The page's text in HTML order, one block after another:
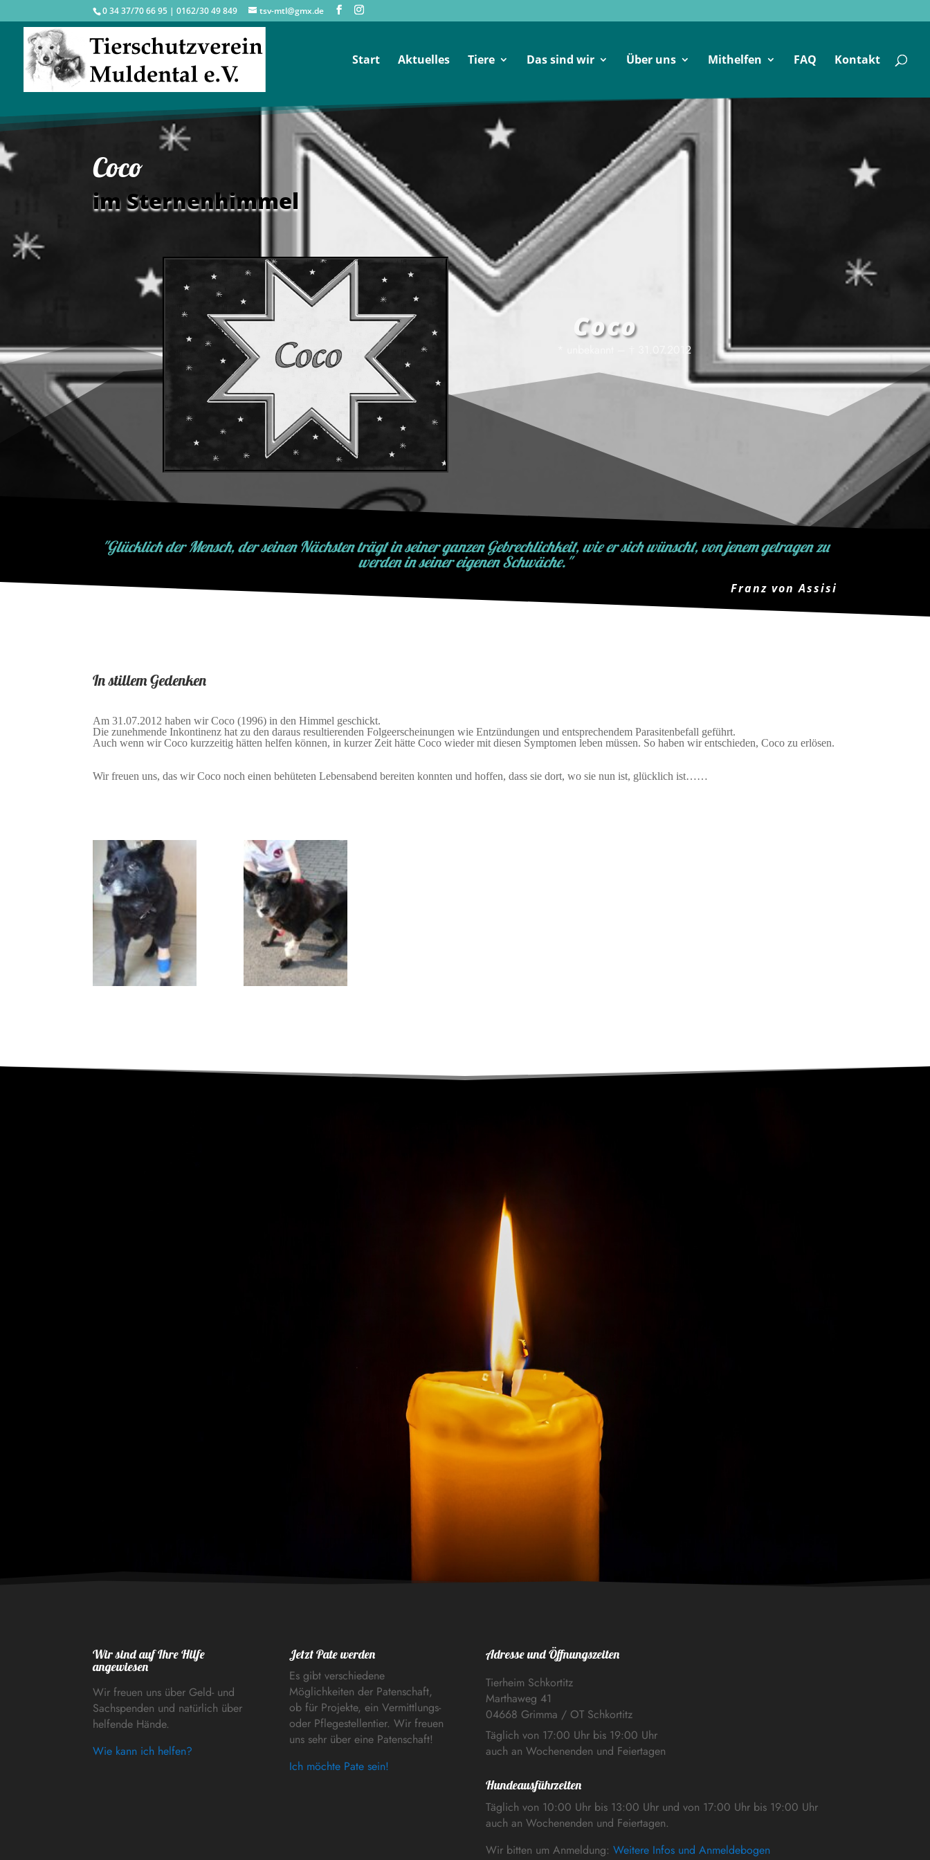
0 34 37/70 66 95 | 0162/30 49 849 tsv-mtl@gmx.de
Start Aktuelles Tiere Das sind wir Über uns Mithelfen FAQ Kontakt
Coco
im Sternenhimmel
Coco
* unbekannt – † 31.07.2012
"Glücklich der Mensch, der seinen Nächsten trägt in seiner ganzen Gebrechlichkeit, wie er sich wünscht, von jenem getragen zu
werden in seiner eigenen Schwäche."
Franz von Assisi
In stillem Gedenken
Am 31.07.2012 haben wir Coco (1996) in den Himmel geschickt.
Die zunehmende Inkontinenz hat zu den daraus resultierenden Folgeerscheinungen wie Entzündungen und entsprechendem Parasitenbefall geführt.
Auch wenn wir Coco kurzzeitig hätten helfen können, in kurzer Zeit hätte Coco wieder mit diesen Symptomen leben müssen. So haben wir entschieden, Coco zu erlösen.
Wir freuen uns, das wir Coco noch einen behüteten Lebensabend bereiten konnten und hoffen, dass sie dort, wo sie nun ist, glücklich ist……
Wir sind auf Ihre Hilfe
angewiesen
Wir freuen uns über Geld- und
Sachspenden und natürlich über
helfende Hände.
Wie kann ich helfen?
Jetzt Pate werden
Es gibt verschiedene
Möglichkeiten der Patenschaft,
ob für Projekte, ein Vermittlungs-
oder Pflegestellentier. Wir freuen
uns sehr über eine Patenschaft!
Ich möchte Pate sein!
Adresse und Öffnungszeiten
Tierheim Schkortitz
Marthaweg 41
04668 Grimma / OT Schkortitz
Täglich von 17:00 Uhr bis 19:00 Uhr
auch an Wochenenden und Feiertagen
Hundeausführzeiten
Täglich von 10:00 Uhr bis 13:00 Uhr und von 17:00 Uhr bis 19:00 Uhr
auch an Wochenenden und Feiertagen.
Wir bitten um Anmeldung: Weitere Infos und Anmeldebogen